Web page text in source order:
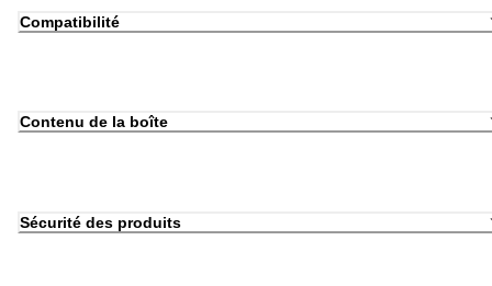
Compatibilité
Contenu de la boîte
Sécurité des produits